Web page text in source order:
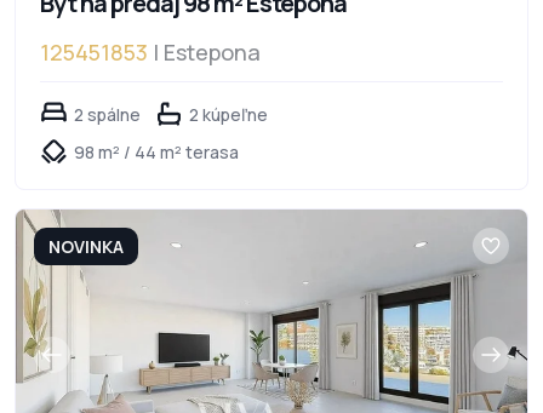
125451853 | Estepona
2 spálne
2 kúpeľne
98 m² / 44 m² terasa
NOVINKA